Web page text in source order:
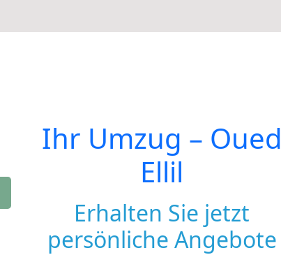
Ihr Umzug – Oued
Ellil
Erhalten Sie jetzt
persönliche Angebote